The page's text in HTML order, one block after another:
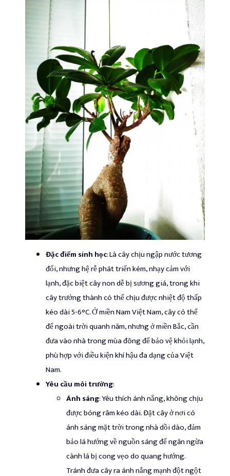
Đặc điểm sinh học: Là cây chịu ngập nước tương
đối, nhưng hệ rễ phát triển kém, nhạy cảm với
lạnh, đặc biệt cây non dễ bị sương giá, trong khi
cây trưởng thành có thể chịu được nhiệt độ thấp
kéo dài 5-6°C. Ở miền Nam Việt Nam, cây có thể
để ngoài trời quanh năm, nhưng ở miền Bắc, cần
đưa vào nhà trong mùa đông để bảo vệ khỏi lạnh,
phù hợp với điều kiện khí hậu đa dạng của Việt
Nam.
Yêu cầu môi trường:
Ánh sáng: Yêu thích ánh nắng, không chịu
được bóng râm kéo dài. Đặt cây ở nơi có
ánh sáng mặt trời trong nhà dồi dào, đảm
bảo lá hướng về nguồn sáng để ngăn ngừa
cành lá bị cong vẹo do quang hướng.
Tránh đưa cây ra ánh nắng mạnh đột ngột